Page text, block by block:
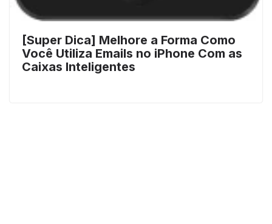
[Super Dica] Melhore a Forma Como
Você Utiliza Emails no iPhone Com as
Caixas Inteligentes